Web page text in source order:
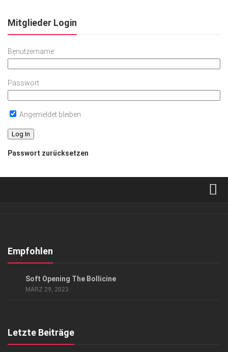
Mitglieder Login
Benutzername
Passwort
Angemeldet bleiben
Passwort zurücksetzen
Kontakt, Impressum
Empfohlen
Soft Opening The Bollicine
MÄRZ 29, 2023
Letzte Beiträge